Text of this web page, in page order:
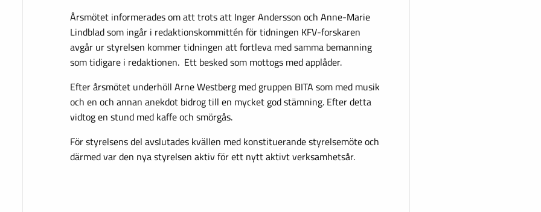
Årsmötet informerades om att trots att Inger Andersson och Anne-Marie
Lindblad som ingår i redaktionskommittén för tidningen KFV-forskaren
avgår ur styrelsen kommer tidningen att fortleva med samma bemanning
som tidigare i redaktionen. Ett besked som mottogs med applåder.
Efter årsmötet underhöll Arne Westberg med gruppen BITA som med musik
och en och annan anekdot bidrog till en mycket god stämning. Efter detta
vidtog en stund med kaffe och smörgås.
För styrelsens del avslutades kvällen med konstituerande styrelsemöte och
därmed var den nya styrelsen aktiv för ett nytt aktivt verksamhetsår.